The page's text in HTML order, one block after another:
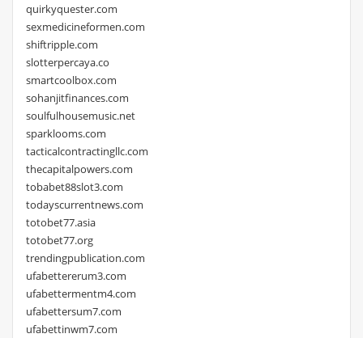
quirkyquester.com
sexmedicineformen.com
shiftripple.com
slotterpercaya.co
smartcoolbox.com
sohanjitfinances.com
soulfulhousemusic.net
sparklooms.com
tacticalcontractingllc.com
thecapitalpowers.com
tobabet88slot3.com
todayscurrentnews.com
totobet77.asia
totobet77.org
trendingpublication.com
ufabettererum3.com
ufabettermentm4.com
ufabettersum7.com
ufabettinwm7.com